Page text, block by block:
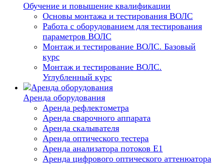
Обучение и повышение квалификации
Основы монтажа и тестирования ВОЛС
Работа с оборудованием для тестирования
параметров ВОЛС
Монтаж и тестирование ВОЛС. Базовый
курс
Монтаж и тестирование ВОЛС.
Углубленный курс
Аренда оборудования
Аренда рефлектометра
Аренда сварочного аппарата
Аренда скалывателя
Аренда оптического тестера
Аренда анализатора потоков Е1
Аренда цифрового оптического аттенюатора